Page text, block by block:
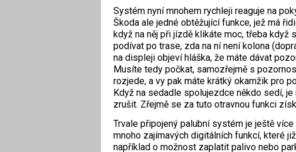
Systém nyní mnohem rychleji reaguje na
Škoda ale jedné obtěžující funkce, jež má
když na něj při jízdě klikáte moc, třeba
podívat po trase, zda na ní není kolona
na displeji objeví hláška, že máte dávat
Musíte tedy počkat, samozřejmě s
rozjede, a vy pak máte krátký okamžik pro
Když na sedadle spolujezdce někdo sedí,
zrušit. Zřejmě se za tuto otravnou funkci
Trvale připojený palubní systém je ještě
mnoho zajímavých digitálních funkcí, které
například o možnost zaplatit palivo nebo